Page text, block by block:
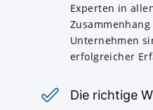
Experten in
Unternehmen
erfolgreicher
Die richtige